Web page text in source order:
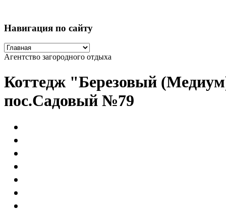
Навигация по сайту
Агентство загородного отдыха
Коттедж "Березовый
пос.Садовый №79